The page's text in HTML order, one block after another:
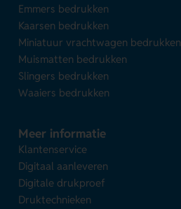
Emmers bedrukken
Kaarsen bedrukken
Miniatuur vrachtwagen bedrukken
Muismatten bedrukken
Slingers bedrukken
Waaiers bedrukken
Meer informatie
Klantenservice
Digitaal aanleveren
Digitale drukproef
Druktechnieken